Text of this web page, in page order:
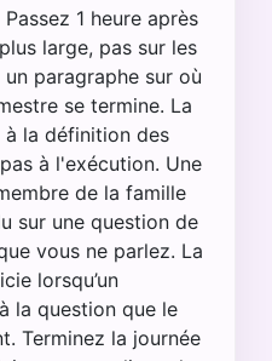
1 heure après
large, pas sur les
paragraphe sur où
se termine. La
la définition des
à l'exécution. Une
de la famille
sur une question de
vous ne parlez. La
lorsqu’un
la question que le
Terminez la journée